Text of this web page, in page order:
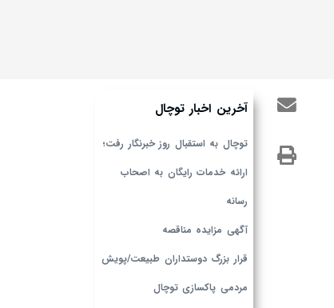
آخرین اخبار توچال
توچال به استقبال روز خبرنگار رفت؛
ارائه خدمات رایگان به اصحاب
رسانه
آگهی مزایده مناقصه
قرار بزرگ دوستداران طبیعت/پویش
مردمی پاکسازی توچال